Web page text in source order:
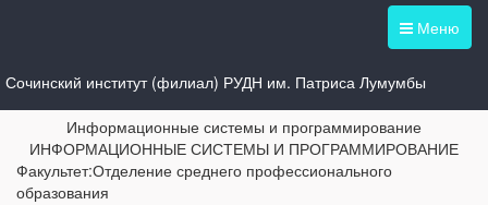
Меню
Сочинский институт (филиал) РУДН им. Патриса Лумумбы
Учебный план -09.02.07_25.plx
Информационные системы и программирование
ИНФОРМАЦИОННЫЕ СИСТЕМЫ И ПРОГРАММИРОВАНИЕ
Факультет:Отделение среднего профессионального
образования